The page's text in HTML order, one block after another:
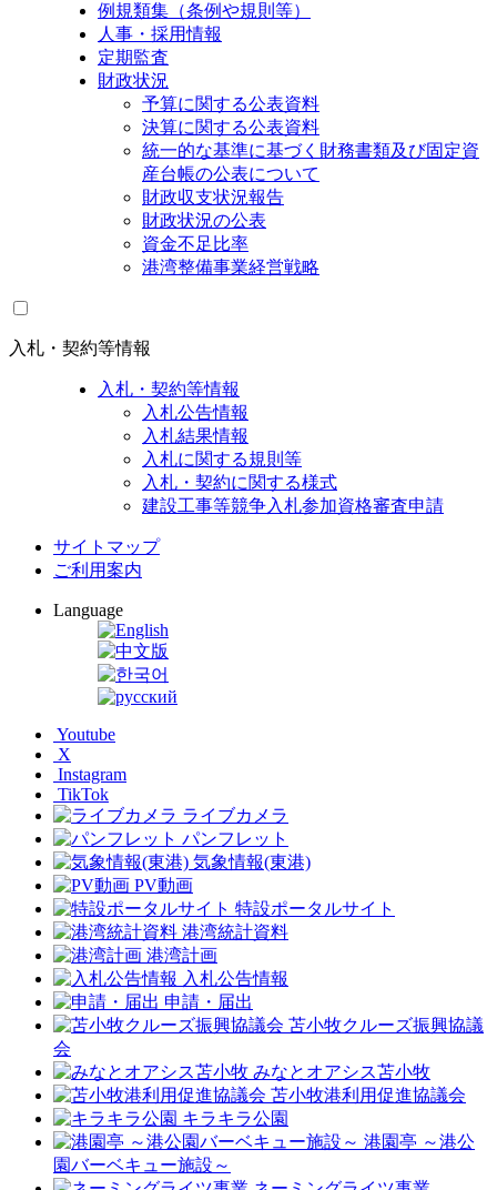
例規類集（条例や規則等）
人事・採用情報
定期監査
財政状況
予算に関する公表資料
決算に関する公表資料
統一的な基準に基づく財務書類及び固定資
産台帳の公表について
財政収支状況報告
財政状況の公表
資金不足比率
港湾整備事業経営戦略
入札・契約等情報
入札・契約等情報
入札公告情報
入札結果情報
入札に関する規則等
入札・契約に関する様式
建設工事等競争入札参加資格審査申請
サイトマップ
ご利用案内
Language
Youtube
X
Instagram
TikTok
ライブカメラ
パンフレット
気象情報(東港)
PV動画
特設ポータルサイト
港湾統計資料
港湾計画
入札公告情報
申請・届出
苫小牧クルーズ振興協議
会
みなとオアシス苫小牧
苫小牧港利用促進協議会
キラキラ公園
港園亭 ～港公
園バーベキュー施設～